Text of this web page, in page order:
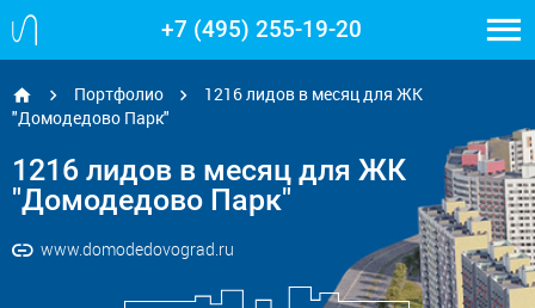
+7 (495) 255-19-20
Портфолио
1216 лидов в месяц для ЖК
"Домодедово Парк"
1216 лидов в месяц для ЖК
"Домодедово Парк"
www.domodedovograd.ru